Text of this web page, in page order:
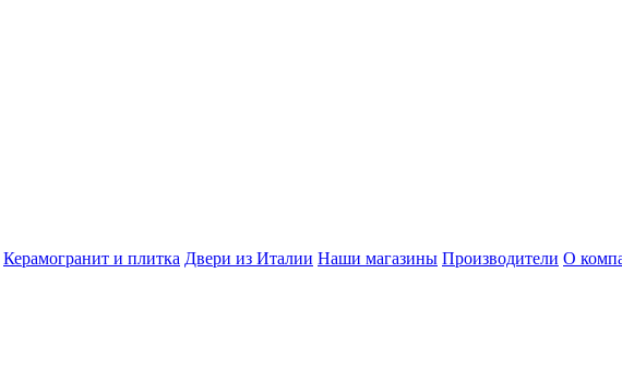
Керамогранит и плитка Двери из Италии Наши магазины Производители О